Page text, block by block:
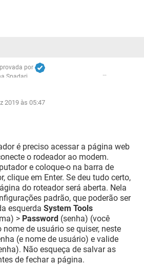
por
Spadari
2019 às 05:47
é preciso acessar a página web
o rodeador ao modem.
e coloque-o na barra de
clique em Enter. Se deu tudo certo,
do roteador será aberta. Nela
padrão, que poderão ser
esquerda System Tools
> Password (senha) (você
de usuário se quiser, neste
(e nome de usuário) e valide
Não esqueça de salvar as
de fechar a página.